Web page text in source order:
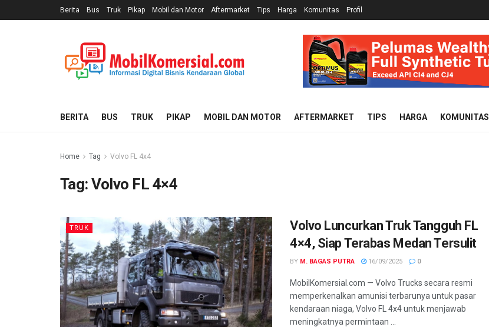
Berita Bus Truk Pikap Mobil dan Motor Aftermarket Tips Harga Komunitas Profil
BERITA BUS TRUK PIKAP MOBIL DAN MOTOR AFTERMARKET TIPS HARGA KOMUNITAS
Home Tag Volvo FL 4x4
Tag:Volvo FL 4×4
TRUK
Volvo Luncurkan Truk Tangguh FL
4×4, Siap Terabas Medan Tersulit
BY M. BAGAS PUTRA 16/09/2025 0
MobilKomersial.com — Volvo Trucks secara resmi
memperkenalkan amunisi terbarunya untuk pasar
kendaraan niaga, Volvo FL 4x4 untuk menjawab
meningkatnya permintaan ...